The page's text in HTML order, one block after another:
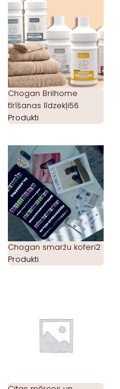
Chogan Brilhome
tīrīšanas līdzekļi56
Produkti
Chogan smaržu koferi2
Produkti